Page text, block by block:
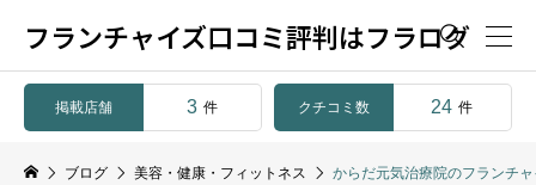
フランチャイズ口コミ評判はフラログ

掲載店舗 3 件 クチコミ数 24 件
ブログ 美容・健康・フィットネス からだ元気治療院のフランチ